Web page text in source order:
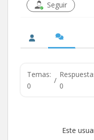
Seguir
Temas:
0
/
0
Este